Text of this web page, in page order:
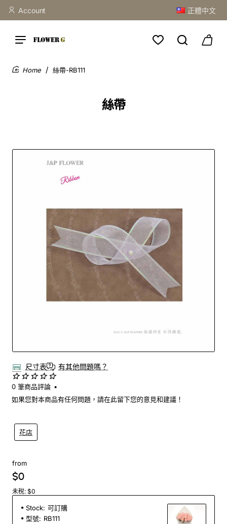
Account 正體中文
絲帶
絲帶-RB111
尺寸表 有其他問題嗎？
花店
0 筆商品評論 •
如果您對本商品有任何問題，請在此留下您的意見和建議！
from
$0
未稅: $0
Stock: 可訂購
型號: RB111